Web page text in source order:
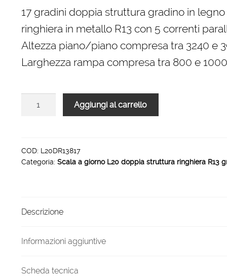
originale
era:
5.304,00 €.
attuale
è:
3.580,00 €.
17 gradini doppia struttura gradino in legno
ringhiera in metallo R13 con 5 correnti
Altezza piano/piano compresa tra 3240 e
Larghezza rampa compresa tra 800 e
ringhiera
R13
1000
quantità
Aggiungi al carrello
COD: L20DR13817
Categoria: Scala a giorno L20 doppia struttura ringhiera R13
Descrizione
Informazioni aggiuntive
Scheda tecnica